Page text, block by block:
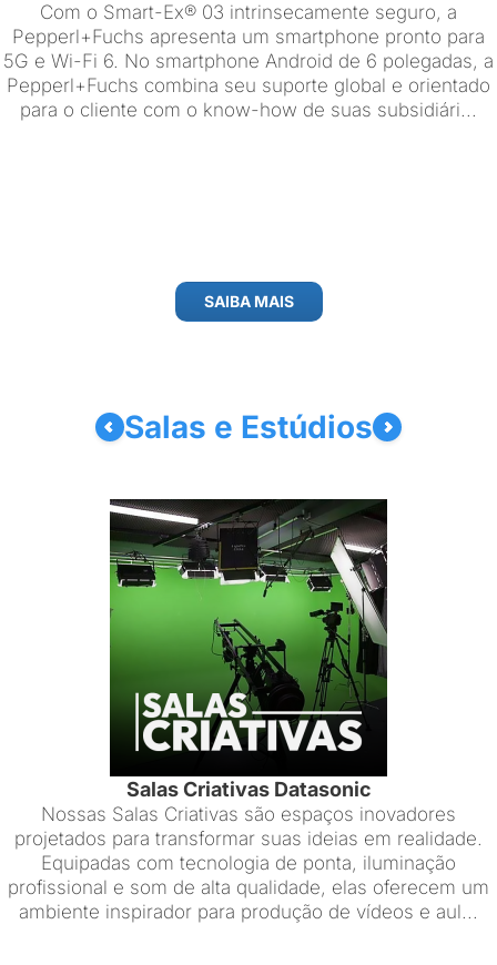
Com o Smart-Ex® 03 intrinsecamente seguro, a
Pepperl+Fuchs apresenta um smartphone pronto para
5G e Wi-Fi 6. No smartphone Android de 6 polegadas, a
Pepperl+Fuchs combina seu suporte global e orientado
para o cliente com o know-how de suas subsidiári...
SAIBA MAIS
Salas e Estúdios
Salas Criativas Datasonic
Nossas Salas Criativas são espaços inovadores
projetados para transformar suas ideias em realidade.
Equipadas com tecnologia de ponta, iluminação
profissional e som de alta qualidade, elas oferecem um
ambiente inspirador para produção de vídeos e aul...